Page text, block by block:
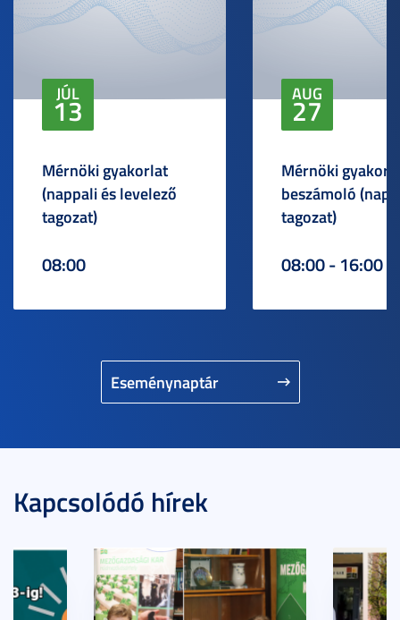
Eseménynaptár
JÚL
13
Mérnöki gyakorlat
(nappali és levelező
tagozat)
08:00
AUG
27
Mérnöki
beszámoló
tagozat)
08:00 - 16:00
Kapcsolódó hírek